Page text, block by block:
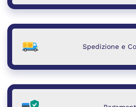
Spedizione e